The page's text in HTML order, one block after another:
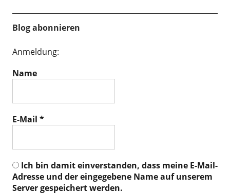
Blog abonnieren
Anmeldung:
Name
E-Mail *
Ich bin damit einverstanden, dass meine E-Mail-
Adresse und der eingegebene Name auf unserem
Server gespeichert werden.